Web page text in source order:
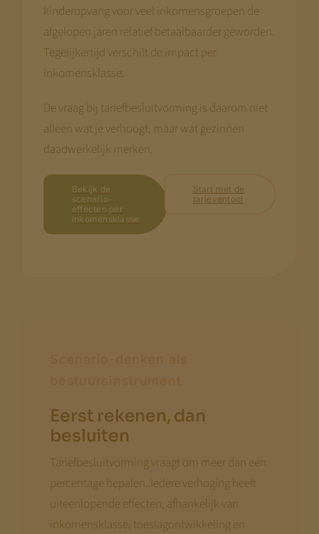
kinderopvang voor veel inkomensgroepen de
afgelopen jaren relatief betaalbaarder geworden.
Tegelijkertijd verschilt de impact per
inkomensklasse.
De vraag bij tariefbesluitvorming is daarom niet
alleen wat je verhoogt, maar wat gezinnen
daadwerkelijk merken.
Bekijk de
scenario-
effecten per
inkomensklasse
Start met de
tarieventool
Eerst rekenen, dan
besluiten
Tariefbesluitvorming vraagt om meer dan een
percentage bepalen. Iedere verhoging heeft
uiteenlopende effecten, afhankelijk van
inkomensklasse, toeslagontwikkeling en